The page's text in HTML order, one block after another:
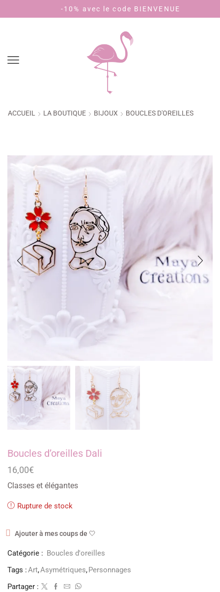
-10% avec le code BIENVENUE
ACCUEIL LA BOUTIQUE BIJOUX BOUCLES D'OREILLES
Boucles d’oreilles Dali
16,00€
Classes et élégantes
Rupture de stock
Ajouter à mes coups de 🤍
Catégorie : Boucles d'oreilles
Tags :Art,Asymétriques,Personnages
Partager :